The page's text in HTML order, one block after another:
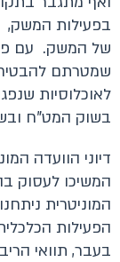
בפעילות
של המשק. עם
שמטרתם להבטיח
לאוכלוסיות
בשוק המט"ח
דיוני הוועדה
המשיכו לעסוק
המוניטרית
הפעילות
בעבר, תוואי